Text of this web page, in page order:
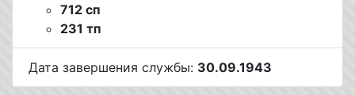
712 сп
231 тп
Дата завершения службы: 30.09.1943